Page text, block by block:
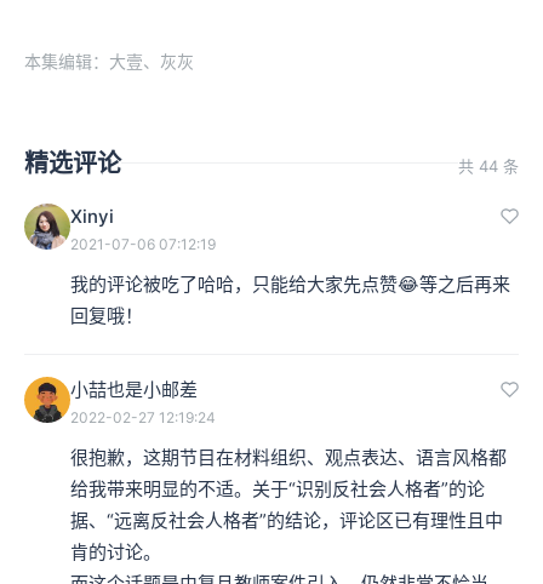
本集编辑：大壹、灰灰
精选评论 共 44 条
Xinyi
2021-07-06 07:12:19
我的评论被吃了哈哈，只能给大家先点赞😂等之后再来
回复哦！
小喆也是小邮差
2022-02-27 12:19:24
很抱歉，这期节目在材料组织、观点表达、语言风格都
给我带来明显的不适。关于“识别反社会人格者”的论
据、“远离反社会人格者”的结论，评论区已有理性且中
肯的讨论。